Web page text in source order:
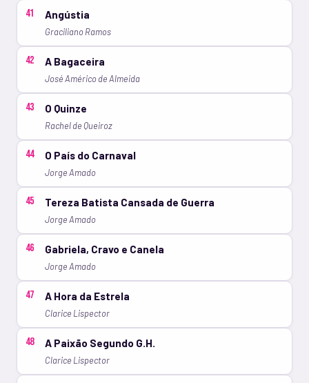
41 Angústia
Graciliano Ramos
42 A Bagaceira
José Américo de Almeida
43 O Quinze
Rachel de Queiroz
44 O País do Carnaval
Jorge Amado
45 Tereza Batista Cansada de Guerra
Jorge Amado
46 Gabriela, Cravo e Canela
Jorge Amado
47 A Hora da Estrela
Clarice Lispector
48 A Paixão Segundo G.H.
Clarice Lispector